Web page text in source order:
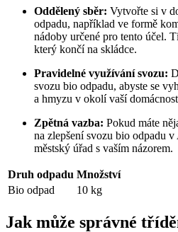
Oddělený‌ sběr: Vytvořte si v
odpadu, například‌ ve​ formě
nádoby určené pro tento​ účel.
⁣který končí na skládce.
Pravidelné využívání ⁣svozu:
‍svozu bio odpadu, abyste se
⁤a ⁤hmyzu​ v okolí​ vaší
Zpětná⁣ vazba: Pokud máte
na​ zlepšení svozu ​bio odpadu
městský ⁢úřad s vaším názorem.
Druh odpadu Množství
Bio odpad
10 kg
Jak ​může správné